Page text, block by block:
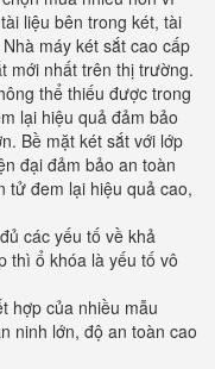
liệu bên trong két, tài
máy két sắt cao cấp
mới nhất trên thị trường.
thể thiếu được trong
lại hiệu quả đảm bảo
Bề mặt két sắt với lớp
đại đảm bảo an toàn
tử đem lại hiệu quả cao,
các yếu tố về khả
thì ổ khóa là yếu tố vô
hợp của nhiều mẫu
ninh lớn, độ an toàn cao